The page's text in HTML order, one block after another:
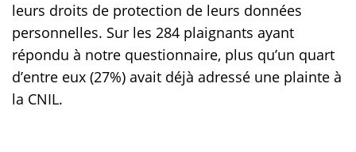
leurs droits de protection de leurs données
personnelles. Sur les 284 plaignants ayant
répondu à notre questionnaire, plus qu’un quart
d’entre eux (27%) avait déjà adressé une plainte à
la CNIL.